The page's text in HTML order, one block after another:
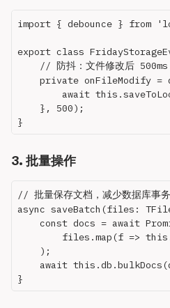
import { debounce } from
export class
// 防抖：文件修改后 500ms
private onFileModify =
await
    }, 500);
3. 批量操作
// 批量保存文档，减少数据库事务
async saveBatch(files:
const docs = await
files.map(f =>
    );
await